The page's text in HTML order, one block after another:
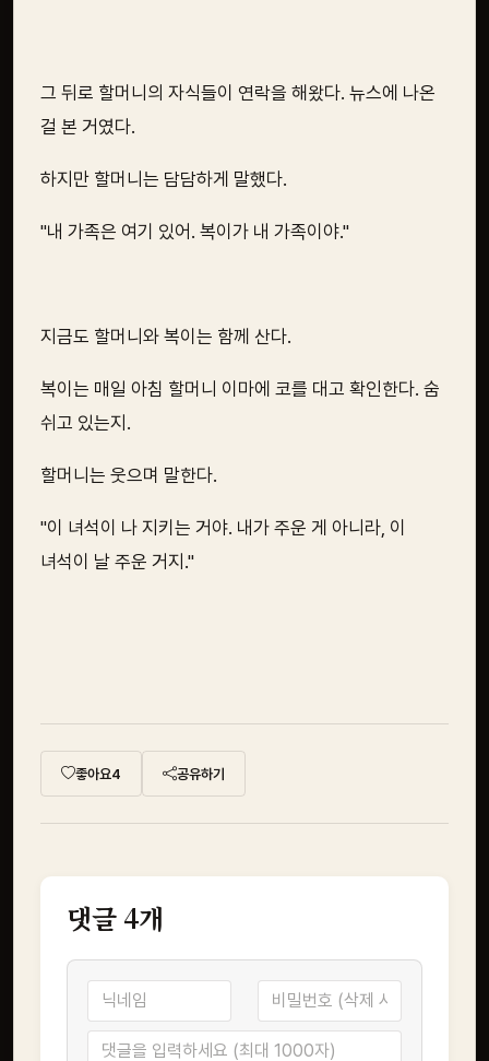
그 뒤로 할머니의 자식들이 연락을 해왔다. 뉴스에 나온
걸 본 거였다.
하지만 할머니는 담담하게 말했다.
"내 가족은 여기 있어. 복이가 내 가족이야."
지금도 할머니와 복이는 함께 산다.
복이는 매일 아침 할머니 이마에 코를 대고 확인한다. 숨
쉬고 있는지.
할머니는 웃으며 말한다.
"이 녀석이 나 지키는 거야. 내가 주운 게 아니라, 이
녀석이 날 주운 거지."
좋아요4 공유하기
댓글 4개